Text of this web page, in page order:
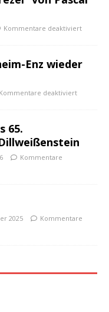
Kommentare deaktiviert
Enz wieder
Kommentare deaktiviert
65.
Kommentare
2025
Kommentare